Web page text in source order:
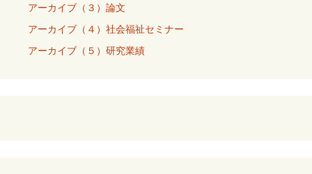
アーカイブ（３）論文
アーカイブ（４）社会福祉セミナー
アーカイブ（５）研究業績